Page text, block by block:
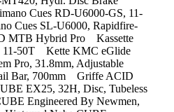
Cues RD-U6000-GS, 11-
Cues SL-U6000, Rapidfire-
MTB Hybrid Pro Kassette
11-50T Kette KMC eGlide
Pro, 31.8mm, Adjustable
Bar, 700mm Griffe ACID
EX25, 32H, Disc, Tubeless
Engineered By Newmen,